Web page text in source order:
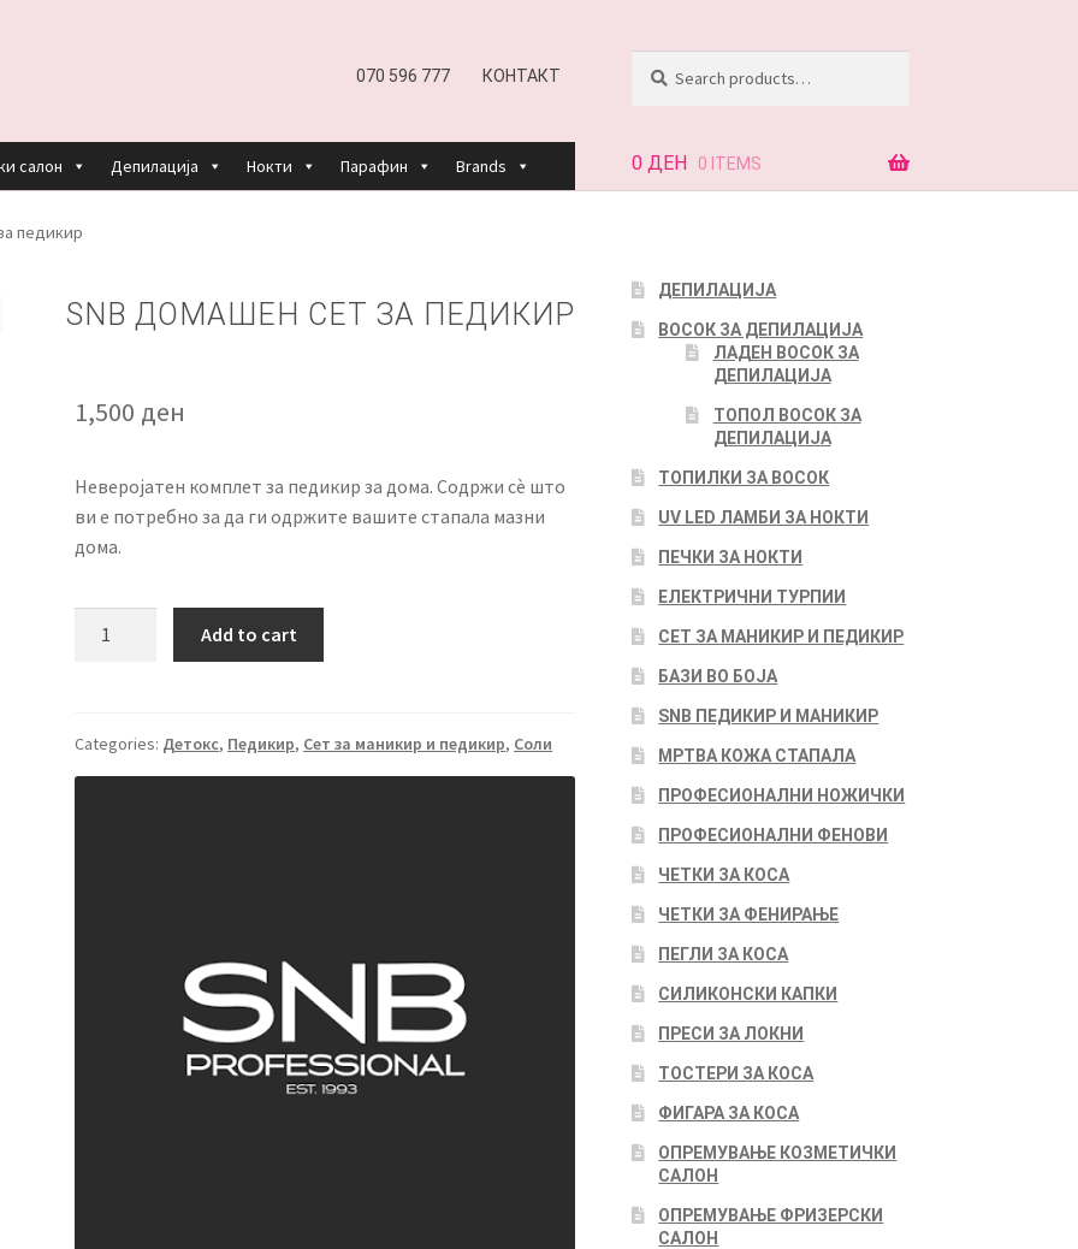
070 596 777 КОНТАКТ
for:
салон Депилација Нокти Парафин Brands 0 ДЕН 0 ITEMS
педикир
SNB ДОМАШЕН СЕТ ЗА ПЕДИКИР
1,500 ден
Неверојатен комплет за педикир за дома. Содржи сè што
ви е потребно за да ги одржите вашите стапала мазни
дома.
педикир
quantity
Add to cart
Categories: Детокс, Педикир, Сет за маникир и педикир, Соли
ДЕПИЛАЦИЈА
ВОСОК ЗА ДЕПИЛАЦИЈА
ЛАДЕН ВОСОК ЗА
ДЕПИЛАЦИЈА
ТОПОЛ ВОСОК ЗА
ДЕПИЛАЦИЈА
ТОПИЛКИ ЗА ВОСОК
UV LED ЛАМБИ ЗА НОКТИ
ПЕЧКИ ЗА НОКТИ
ЕЛЕКТРИЧНИ ТУРПИИ
СЕТ ЗА МАНИКИР И ПЕДИКИР
БАЗИ ВО БОЈА
SNB ПЕДИКИР И МАНИКИР
МРТВА КОЖА СТАПАЛА
ПРОФЕСИОНАЛНИ НОЖИЧКИ
ПРОФЕСИОНАЛНИ ФЕНОВИ
ЧЕТКИ ЗА КОСА
ЧЕТКИ ЗА ФЕНИРАЊЕ
ПЕГЛИ ЗА КОСА
СИЛИКОНСКИ КАПКИ
ПРЕСИ ЗА ЛОКНИ
ТОСТЕРИ ЗА КОСА
ФИГАРА ЗА КОСА
ОПРЕМУВАЊЕ КОЗМЕТИЧКИ
САЛОН
ОПРЕМУВАЊЕ ФРИЗЕРСКИ
САЛОН